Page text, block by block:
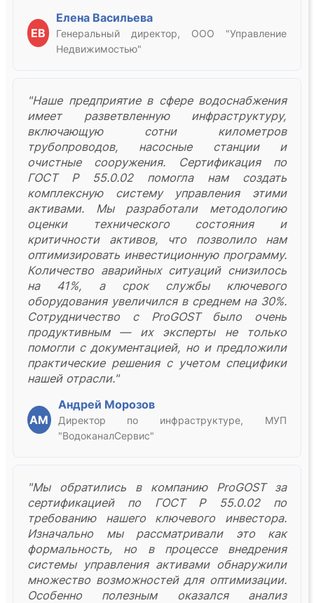
ЕВ
Елена Васильева
Генеральный директор, ООО "Управление
Недвижимостью"
"Наше предприятие в сфере водоснабжения
имеет разветвленную инфраструктуру,
включающую сотни километров
трубопроводов, насосные станции и
очистные сооружения. Сертификация по
ГОСТ Р 55.0.02 помогла нам создать
комплексную систему управления этими
активами. Мы разработали методологию
оценки технического состояния и
критичности активов, что позволило нам
оптимизировать инвестиционную программу.
Количество аварийных ситуаций снизилось
на 41%, а срок службы ключевого
оборудования увеличился в среднем на 30%.
Сотрудничество с ProGOST было очень
продуктивным — их эксперты не только
помогли с документацией, но и предложили
практические решения с учетом специфики
нашей отрасли."
АМ
Андрей Морозов
Директор по инфраструктуре, МУП
"ВодоканалСервис"
"Мы обратились в компанию ProGOST за
сертификацией по ГОСТ Р 55.0.02 по
требованию нашего ключевого инвестора.
Изначально мы рассматривали это как
формальность, но в процессе внедрения
системы управления активами обнаружили
множество возможностей для оптимизации.
Особенно полезным оказался анализ